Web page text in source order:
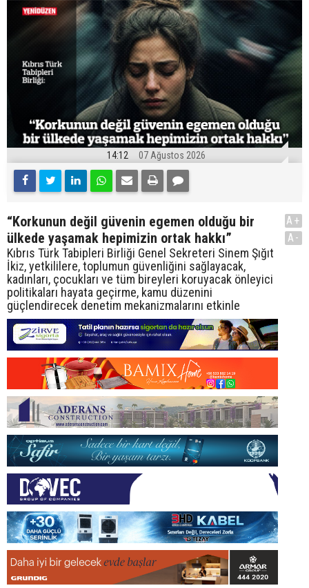
14:12 07 Ağustos 2026
“Korkunun değil güvenin egemen olduğu bir
ülkede yaşamak hepimizin ortak hakkı”
Kıbrıs Türk Tabipleri Birliği Genel Sekreteri Sinem Şığıt
İkiz, yetkililere, toplumun güvenliğini sağlayacak,
kadınları, çocukları ve tüm bireyleri koruyacak önleyici
politikaları hayata geçirme, kamu düzenini
güçlendirecek denetim mekanizmalarını etkinle
A+
A-